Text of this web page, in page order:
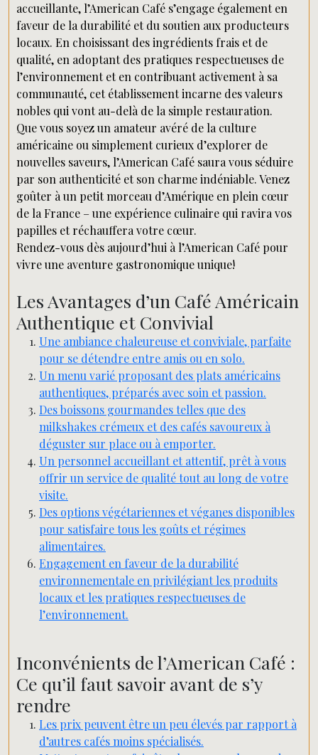
accueillante, l’American Café s’engage également en
faveur de la durabilité et du soutien aux producteurs
locaux. En choisissant des ingrédients frais et de
qualité, en adoptant des pratiques respectueuses de
l’environnement et en contribuant activement à sa
communauté, cet établissement incarne des valeurs
nobles qui vont au-delà de la simple restauration.
Que vous soyez un amateur avéré de la culture
américaine ou simplement curieux d’explorer de
nouvelles saveurs, l’American Café saura vous séduire
par son authenticité et son charme indéniable. Venez
goûter à un petit morceau d’Amérique en plein cœur
de la France – une expérience culinaire qui ravira vos
papilles et réchauffera votre cœur.
Rendez-vous dès aujourd’hui à l’American Café pour
vivre une aventure gastronomique unique!
Les Avantages d’un Café Américain
Authentique et Convivial
Une ambiance chaleureuse et conviviale, parfaite
pour se détendre entre amis ou en solo.
Un menu varié proposant des plats américains
authentiques, préparés avec soin et passion.
Des boissons gourmandes telles que des
milkshakes crémeux et des cafés savoureux à
déguster sur place ou à emporter.
Un personnel accueillant et attentif, prêt à vous
offrir un service de qualité tout au long de votre
visite.
Des options végétariennes et véganes disponibles
pour satisfaire tous les goûts et régimes
alimentaires.
Engagement en faveur de la durabilité
environnementale en privilégiant les produits
locaux et les pratiques respectueuses de
l’environnement.
Inconvénients de l’American Café :
Ce qu’il faut savoir avant de s’y
rendre
Les prix peuvent être un peu élevés par rapport à
d’autres cafés moins spécialisés.